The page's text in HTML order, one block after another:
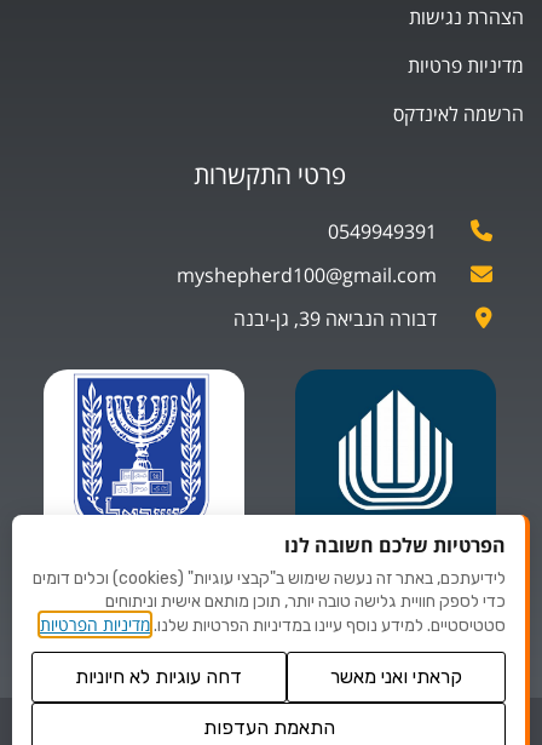
פרטי התקשרות
0549949391
myshepherd100@gmail.com
דבורה הנביאה 39, גן-יבנה
ספקים של
משרד הביטחון
ספקים של
משרד לביטחון פנים
הצהרת נגישות
מדיניות פרטיות
הרשמה לאינדקס
© כל הזכויות שמורות לMYSHEPHERD
הפרטיות שלכם חשובה לנו
לידיעתכם, באתר זה נעשה שימוש ב"קבצי עוגיות" (cookies) וכלים דומים
כדי לספק חוויית גלישה טובה יותר, תוכן מותאם אישית וניתוחים
סטטיסטיים. למידע נוסף עיינו במדיניות הפרטיות שלנו.מדיניות הפרטיות
קראתי ואני מאשר דחה עוגיות לא חיוניות
התאמת העדפות